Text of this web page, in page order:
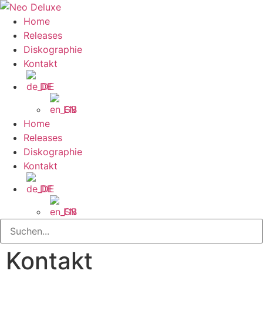
Home
Releases
Diskographie
Kontakt
DE
EN
Home
Releases
Diskographie
Kontakt
DE
EN
Kontakt